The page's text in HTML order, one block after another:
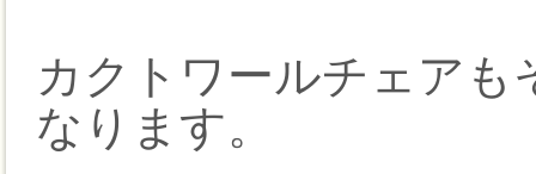
カクトワールチェア
なります。